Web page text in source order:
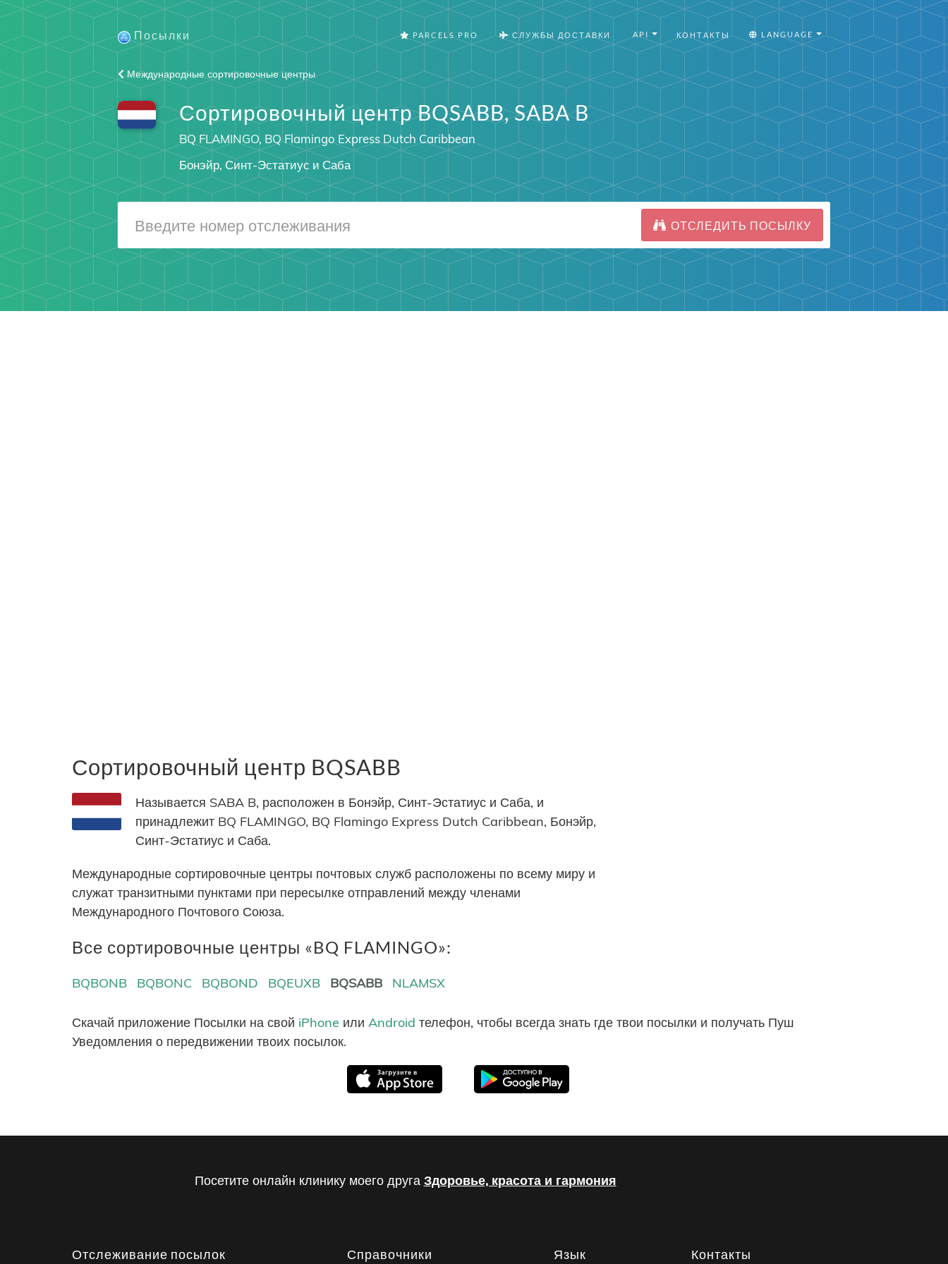
Посылки PARCELS PRO СЛУЖБЫ ДОСТАВКИ API КОНТАКТЫ LANGUAGE
Международные сортировочные центры
Сортировочный центр BQSABB, SABA B
BQ FLAMINGO, BQ Flamingo Express Dutch Caribbean
Бонэйр, Синт-Эстатиус и Саба
ОТСЛЕДИТЬ ПОСЫЛКУ
Сортировочный центр BQSABB
Называется SABA B, расположен в Бонэйр, Синт-Эстатиус и Саба, и
принадлежит BQ FLAMINGO, BQ Flamingo Express Dutch Caribbean, Бонэйр,
Синт-Эстатиус и Саба.
Международные сортировочные центры почтовых служб расположены по всему миру и
служат транзитными пунктами при пересылке отправлений между членами
Международного Почтового Союза.
Все сортировочные центры «BQ FLAMINGO»:
BQBONB BQBONC BQBOND BQEUXB BQSABB NLAMSX
Скачай приложение Посылки на свой iPhone или Android телефон, чтобы всегда знать где твои посылки и получать Пуш
Уведомления о передвижении твоих посылок.
Посетите онлайн клинику моего друга Здоровье, красота и гармония
Отслеживание посылок Справочники Язык Контакты